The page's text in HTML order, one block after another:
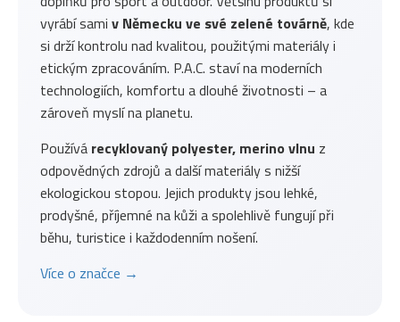
vyrábí sami v Německu ve své zelené továrně, kde
si drží kontrolu nad kvalitou, použitými materiály i
etickým zpracováním. P.A.C. staví na moderních
technologiích, komfortu a dlouhé životnosti – a
zároveň myslí na planetu.
Používá recyklovaný polyester, merino vlnu z
odpovědných zdrojů a další materiály s nižší
ekologickou stopou. Jejich produkty jsou lehké,
prodyšné, příjemné na kůži a spolehlivě fungují při
běhu, turistice i každodenním nošení.
Více o značce →